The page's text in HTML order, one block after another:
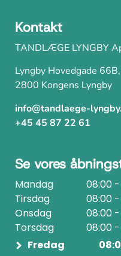
Kontakt
TANDLÆGE LYNGBY
Lyngby Hovedgade
2800 Kongens Lyngby
info@tandlaege-
+45 45 87 22 61
Se vores
Mandag
08:00 -
Tirsdag
08:00 -
Onsdag
08:00 -
Torsdag
08:00 -
Fredag